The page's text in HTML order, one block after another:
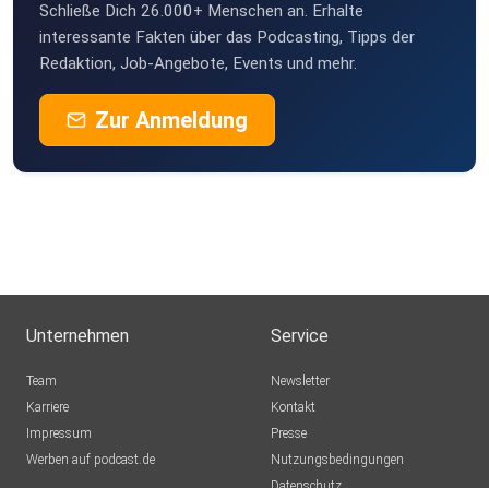
Schließe Dich 26.000+ Menschen an. Erhalte
interessante Fakten über das Podcasting, Tipps der
Redaktion, Job-Angebote, Events und mehr.
Zur Anmeldung
Unternehmen
Team
Karriere
Impressum
Werben auf podcast.de
Service
Newsletter
Kontakt
Presse
Nutzungsbedingungen